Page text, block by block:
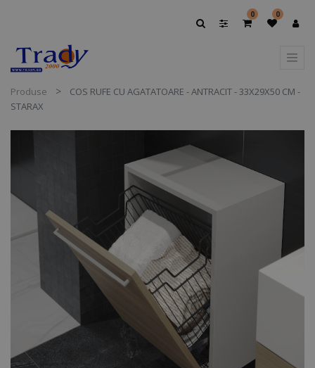
0 0
Produse
COS RUFE CU AGATATOARE - ANTRACIT - 33X29X50 CM -
STARAX